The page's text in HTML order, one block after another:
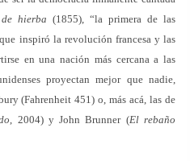
hierba (1855), “la primera de las
inspiró la revolución francesa y las
en una nación más cercana a las
proyectan mejor que nadie,
(Fahrenheit 451) o, más acá, las de
, 2004) y John Brunner (El rebaño